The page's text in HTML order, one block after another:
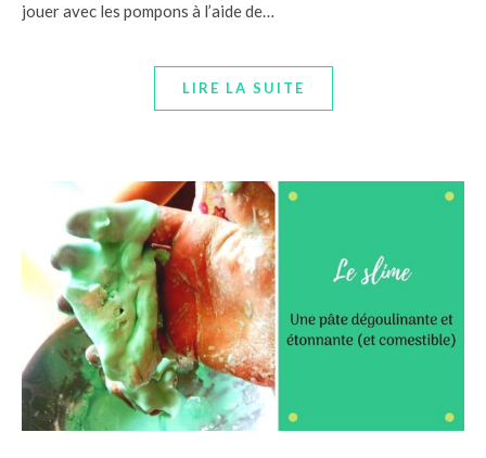
jouer avec les pompons à l’aide de…
LIRE LA SUITE